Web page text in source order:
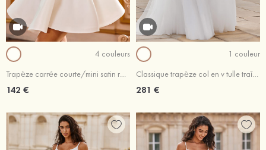
4 couleurs
Trapèze carrée courte/mini satin robe de mariée
142 €
1 couleur
Classique trapèze col en v tulle traîne balayage robe de mariée
281 €